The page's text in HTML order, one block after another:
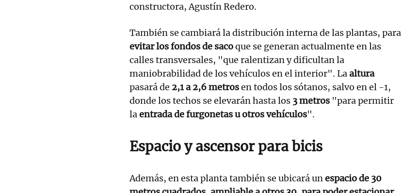
constructora, Agustín Redero.
También se cambiará la distribución interna de las plantas, para
evitar los fondos de sacoque se generan actualmente en las
calles transversales, "que ralentizan y dificultan la
maniobrabilidad de los vehículos en el interior". Laaltura
pasará de 2,1 a 2,6 metrosen todos los sótanos, salvo en el -1,
donde los techos se elevarán hasta los 3 metros "para permitir
laentrada de furgonetas u otros vehículos".
Espacio y ascensor para bicis
Además, en esta planta también se ubicará unespacio de 30